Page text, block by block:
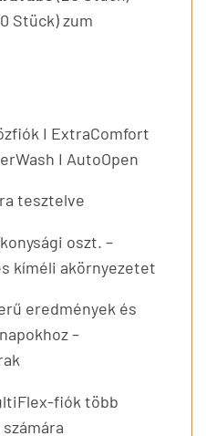
Stück) zum
I ExtraComfort
I AutoOpen
tesztelve
oszt. –
kíméli akörnyezetet
eredmények és
–
fiók több